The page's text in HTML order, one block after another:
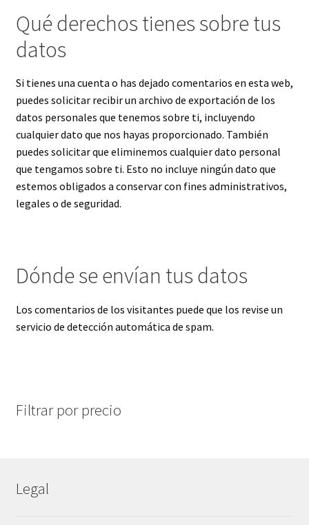
Qué derechos tienes sobre tus
datos
Si tienes una cuenta o has dejado comentarios en esta web,
puedes solicitar recibir un archivo de exportación de los
datos personales que tenemos sobre ti, incluyendo
cualquier dato que nos hayas proporcionado. También
puedes solicitar que eliminemos cualquier dato personal
que tengamos sobre ti. Esto no incluye ningún dato que
estemos obligados a conservar con fines administrativos,
legales o de seguridad.
Dónde se envían tus datos
Los comentarios de los visitantes puede que los revise un
servicio de detección automática de spam.
Filtrar por precio
Legal